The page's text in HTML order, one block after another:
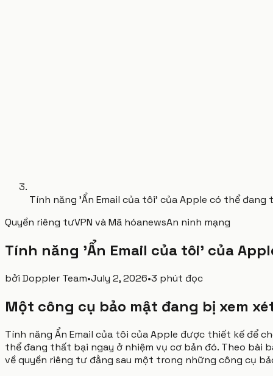
Tính năng 'Ẩn Email của tôi' của Apple có thể
Quyền riêng tưVPN và Mã hóanewsAn ninh mạng
Tính năng 'Ẩn Email của tôi' của
bởi Doppler Team•July 2, 2026•3 phút đọc
Một công cụ bảo mật đang bị xem
Tính năng Ẩn Email của tôi của Apple được thiết kế để
thể đang thất bại ngay ở nhiệm vụ cơ bản đó. Theo bài
về quyền riêng tư đằng sau một trong những công cụ